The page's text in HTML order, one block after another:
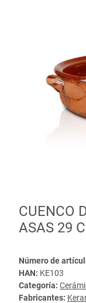
CUENCO
ASAS 29
Número de
HAN: KE103
Categoría:
Fabricantes: